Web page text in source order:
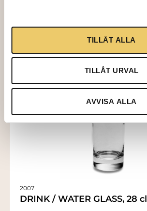
TILLÅT ALLA
TILLÅT URVAL
AVVISA ALLA
2007
DRINK / WATER GLASS, 28 cl